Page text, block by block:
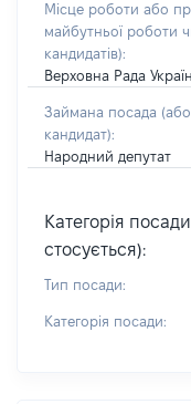
Місце роботи або
майбутньої роботи
кандидатів):
Верховна Рада
Займана посада
кандидат):
Народний депутат
Категорія
стосується):
Тип посади:
Категорія посади: